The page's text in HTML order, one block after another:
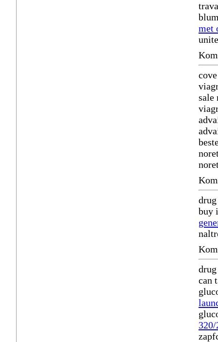
met
sale
buy
can